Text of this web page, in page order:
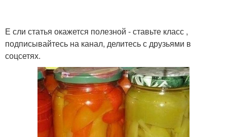
Е сли статья окажется полезной - ставьте класс ,
подписывайтесь на канал, делитесь с друзьями в
соцсетях.